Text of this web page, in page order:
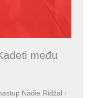
među
Nadie Ridžal i